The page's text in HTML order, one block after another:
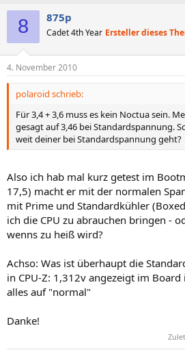
8 875p
Cadet 4th Year Ersteller dieses
4. November 2010
polaroid schrieb:
Für 3,4 + 3,6 muss es kein Noctua sein.
gesagt auf 3,46 bei Standardspannung.
weit deiner bei Standardspannung geht?
Also ich hab mal kurz getest im
17,5) macht er mit der normalen
mit Prime und Standardkühler
ich die CPU zu abrauchen bringen -
wenns zu heiß wird?
Achso: Was ist überhaupt die
in CPU-Z: 1,312v angezeigt im
alles auf "normal"
Danke!